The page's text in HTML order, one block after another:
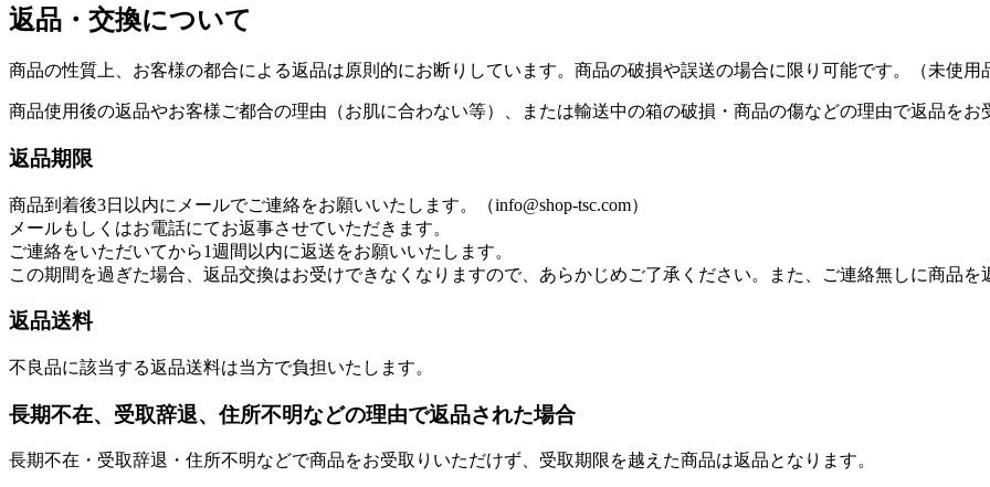
返品・交換について
商品の性質上、お客様の都合による返品は原則的にお断りしています。商品の破損や誤送の場合に限り可能です。（未使用
商品使用後の返品やお客様ご都合の理由（お肌に合わない等）、または輸送中の箱の破損・商品の傷などの理由で返品をお
返品期限
商品到着後3日以内にメールでご連絡をお願いいたします。（info@shop-tsc.com）
メールもしくはお電話にてお返事させていただきます。
ご連絡をいただいてから1週間以内に返送をお願いいたします。
この期間を過ぎた場合、返品交換はお受けできなくなりますので、あらかじめご了承ください。また、ご連絡無しに商品を
返品送料
不良品に該当する返品送料は当方で負担いたします。
長期不在、受取辞退、住所不明などの理由で返品された場合
長期不在・受取辞退・住所不明などで商品をお受取りいただけず、受取期限を越えた商品は返品となります。